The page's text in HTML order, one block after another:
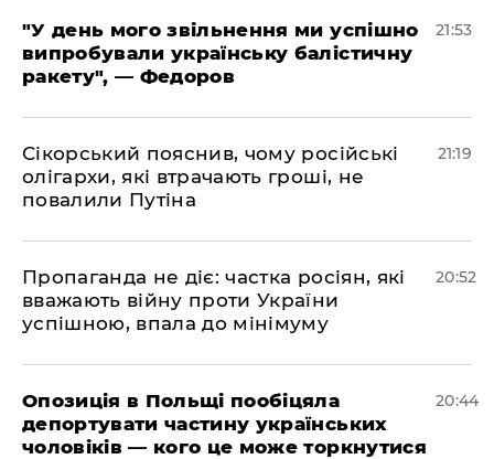
​"У день мого звільнення ми успішно
випробували українську балістичну
ракету", — Федоров
21:53
​Сікорський пояснив, чому російські
олігархи, які втрачають гроші, не
повалили Путіна
21:19
​Пропаганда не діє: частка росіян, які
вважають війну проти України
успішною, впала до мінімуму
20:52
​Опозиція в Польщі пообіцяла
депортувати частину українських
чоловіків — кого це може торкнутися
20:44